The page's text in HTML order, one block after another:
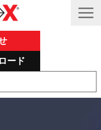
せ
ード
出